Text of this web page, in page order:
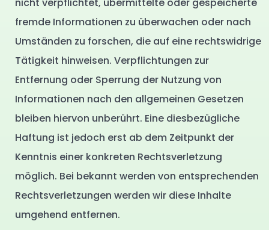
fremde Informationen zu überwachen oder nach
Umständen zu forschen, die auf eine rechtswidrige
Tätigkeit hinweisen. Verpflichtungen zur
Entfernung oder Sperrung der Nutzung von
Informationen nach den allgemeinen Gesetzen
bleiben hiervon unberührt. Eine diesbezügliche
Haftung ist jedoch erst ab dem Zeitpunkt der
Kenntnis einer konkreten Rechtsverletzung
möglich. Bei bekannt werden von entsprechenden
Rechtsverletzungen werden wir diese Inhalte
umgehend entfernen.